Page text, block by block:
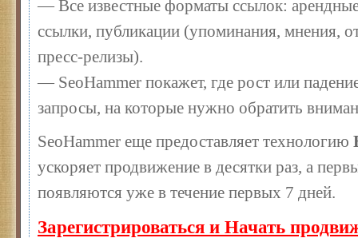
— Все известные форматы ссылок:
ссылки, публикации (упоминания, мнения,
пресс-релизы).
— SeoHammer покажет, где рост или
запросы, на которые нужно обратить
SeoHammer еще предоставляет технологию
ускоряет продвижение в десятки раз, а
появляются уже в течение первых 7 дней.
Зарегистрироваться и Начать